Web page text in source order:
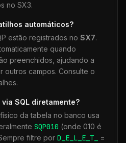
no SX3.
automáticos?
estão registrados no SX7.
quando
preenchidos, ajudando a
outros campos. Consulte o
via SQL diretamente?
da tabela no banco usa
SQP010 (onde 010 é
filtre por D_E_L_E_T_
=